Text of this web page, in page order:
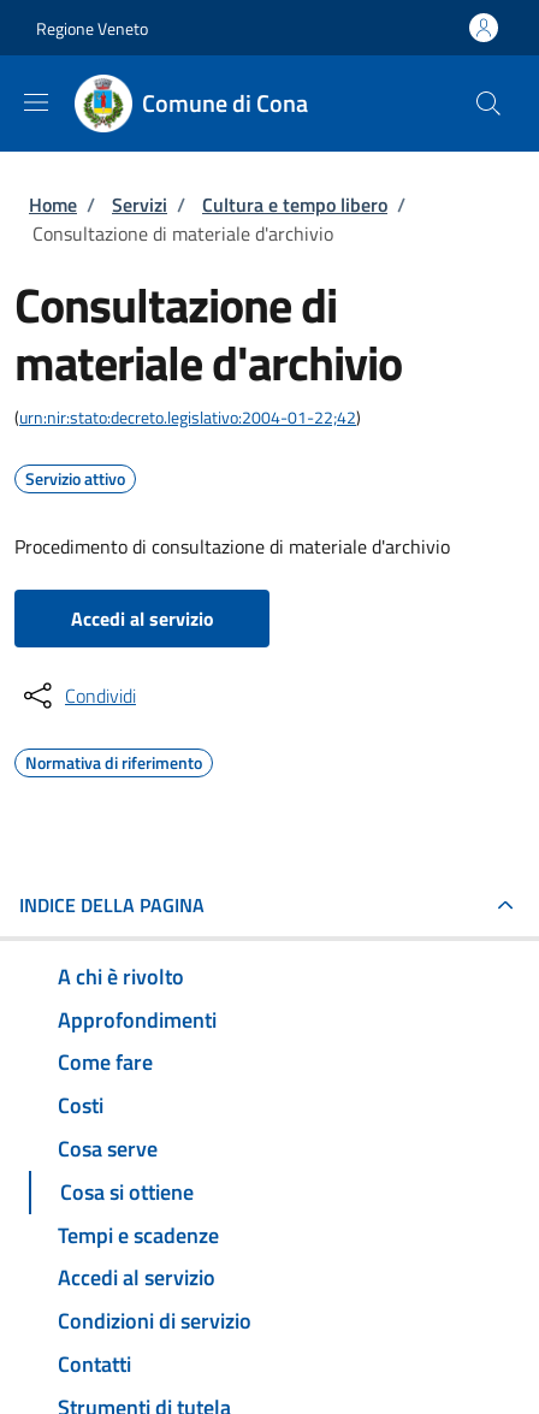
Regione Veneto
Comune di Cona
Briciole di pane
Home / Servizi / Cultura e tempo libero /
Consultazione di materiale d'archivio
Consultazione di
materiale d'archivio
(urn:nir:stato:decreto.legislativo:2004-01-22;42)
Servizio attivo
Procedimento di consultazione di materiale d'archivio
Accedi al servizio
Condividi
Normativa di riferimento
INDICE DELLA PAGINA
A chi è rivolto
Approfondimenti
Come fare
Costi
Cosa serve
Cosa si ottiene
Tempi e scadenze
Accedi al servizio
Condizioni di servizio
Contatti
Strumenti di tutela